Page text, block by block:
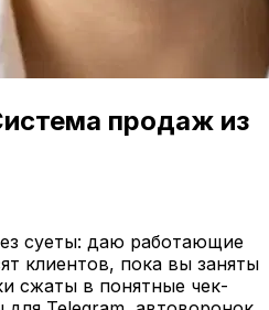
продаж из
суеты: даю работающие
клиентов, пока вы заняты
сжаты в понятные чек-